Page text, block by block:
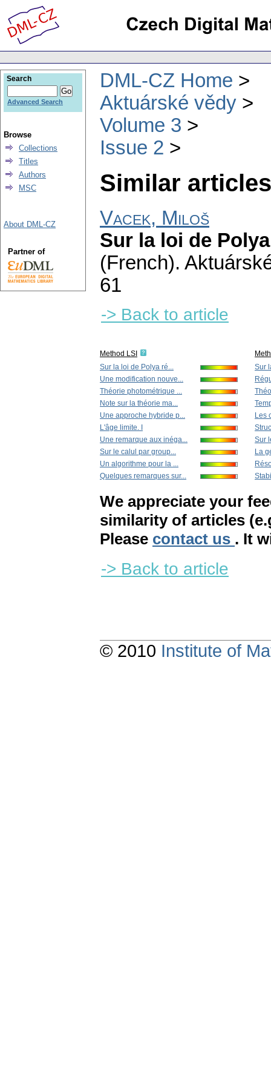
DML-CZ Home
Aktuárské vědy
Volume 3
Issue 2
Similar
Vacek, Miloš
Sur la loi de
(French).
61
-> Back to article
Method LSI
Sur la loi de Polya ré...
Une modification nouve...
Théorie photométrique ...
Note sur la théorie ma...
Une approche hybride p...
L'âge limite. I
Une remarque aux inéga...
Sur le calul par group...
Un algorithme pour la ...
Quelques remarques sur...
Sur
Les
Sur
La
We appreciate your
similarity of articles
Please contact us . It
-> Back to article
Search
Advanced Search
Browse
Collections
Titles
Authors
MSC
About DML-CZ
Partner of
© 2010 Institute of